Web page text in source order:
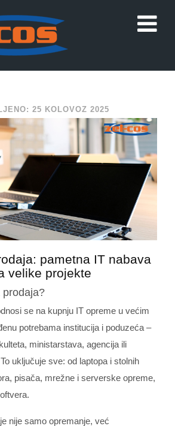
25 KOLOVOZ 2025
pametna IT nabava
velike projekte
prodaja?
se na kupnju IT opreme u većim
potrebama institucija i poduzeća –
ministarstava, agencija ili
uključuje sve: od laptopa i stolnih
pisača, mrežne i serverske opreme,
nije samo opremanje, već